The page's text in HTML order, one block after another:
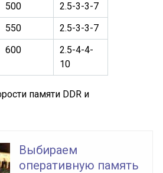
500
2.5-3-3-7
550
2.5-3-3-7
600
2.5-4-4-
10
памяти DDR и
Выбираем
оперативную память